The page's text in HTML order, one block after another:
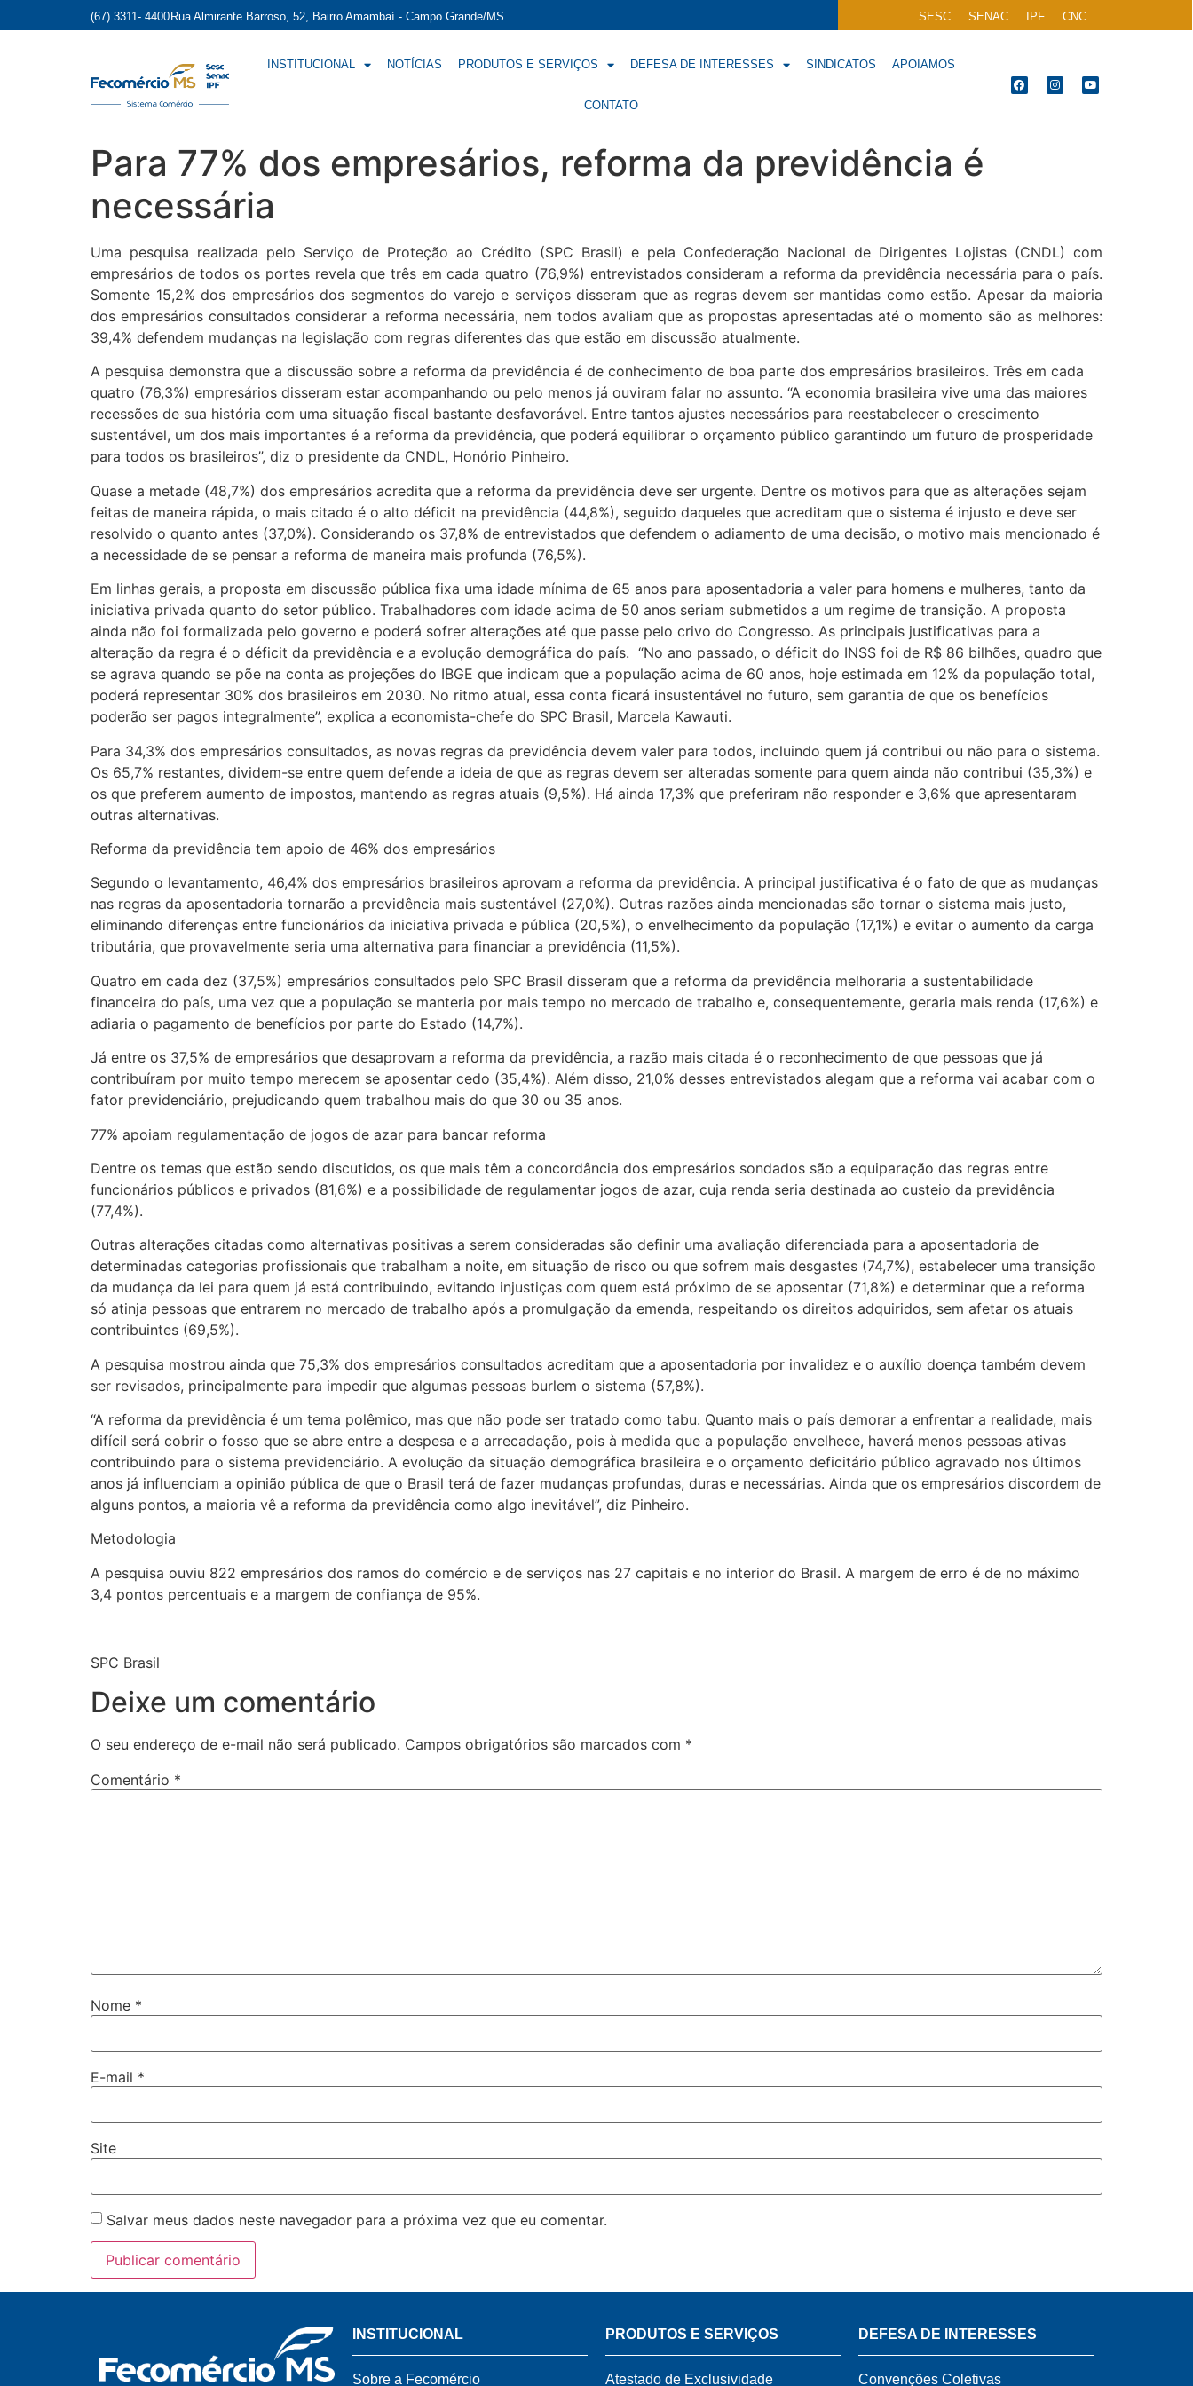
(67) 3311- 4400 Rua Almirante Barroso, 52, Bairro Amambaí - Campo Grande/MS SESC SENAC IPF CNC
INSTITUCIONAL NOTÍCIAS PRODUTOS E SERVIÇOS DEFESA DE INTERESSES SINDICATOS APOIAMOS
CONTATO
Para 77% dos empresários, reforma da previdência é
necessária
Uma pesquisa realizada pelo Serviço de Proteção ao Crédito (SPC Brasil) e pela Confederação Nacional de Dirigentes Lojistas (CNDL) com
empresários de todos os portes revela que três em cada quatro (76,9%) entrevistados consideram a reforma da previdência necessária para o país.
Somente 15,2% dos empresários dos segmentos do varejo e serviços disseram que as regras devem ser mantidas como estão. Apesar da maioria
dos empresários consultados considerar a reforma necessária, nem todos avaliam que as propostas apresentadas até o momento são as melhores:
39,4% defendem mudanças na legislação com regras diferentes das que estão em discussão atualmente.
A pesquisa demonstra que a discussão sobre a reforma da previdência é de conhecimento de boa parte dos empresários brasileiros. Três em cada
quatro (76,3%) empresários disseram estar acompanhando ou pelo menos já ouviram falar no assunto. “A economia brasileira vive uma das maiores
recessões de sua história com uma situação fiscal bastante desfavorável. Entre tantos ajustes necessários para reestabelecer o crescimento
sustentável, um dos mais importantes é a reforma da previdência, que poderá equilibrar o orçamento público garantindo um futuro de prosperidade
para todos os brasileiros”, diz o presidente da CNDL, Honório Pinheiro.
Quase a metade (48,7%) dos empresários acredita que a reforma da previdência deve ser urgente. Dentre os motivos para que as alterações sejam
feitas de maneira rápida, o mais citado é o alto déficit na previdência (44,8%), seguido daqueles que acreditam que o sistema é injusto e deve ser
resolvido o quanto antes (37,0%). Considerando os 37,8% de entrevistados que defendem o adiamento de uma decisão, o motivo mais mencionado é
a necessidade de se pensar a reforma de maneira mais profunda (76,5%).
Em linhas gerais, a proposta em discussão pública fixa uma idade mínima de 65 anos para aposentadoria a valer para homens e mulheres, tanto da
iniciativa privada quanto do setor público. Trabalhadores com idade acima de 50 anos seriam submetidos a um regime de transição. A proposta
ainda não foi formalizada pelo governo e poderá sofrer alterações até que passe pelo crivo do Congresso. As principais justificativas para a
alteração da regra é o déficit da previdência e a evolução demográfica do país. “No ano passado, o déficit do INSS foi de R$ 86 bilhões, quadro que
se agrava quando se põe na conta as projeções do IBGE que indicam que a população acima de 60 anos, hoje estimada em 12% da população total,
poderá representar 30% dos brasileiros em 2030. No ritmo atual, essa conta ficará insustentável no futuro, sem garantia de que os benefícios
poderão ser pagos integralmente”, explica a economista-chefe do SPC Brasil, Marcela Kawauti.
Para 34,3% dos empresários consultados, as novas regras da previdência devem valer para todos, incluindo quem já contribui ou não para o sistema.
Os 65,7% restantes, dividem-se entre quem defende a ideia de que as regras devem ser alteradas somente para quem ainda não contribui (35,3%) e
os que preferem aumento de impostos, mantendo as regras atuais (9,5%). Há ainda 17,3% que preferiram não responder e 3,6% que apresentaram
outras alternativas.
Reforma da previdência tem apoio de 46% dos empresários
Segundo o levantamento, 46,4% dos empresários brasileiros aprovam a reforma da previdência. A principal justificativa é o fato de que as mudanças
nas regras da aposentadoria tornarão a previdência mais sustentável (27,0%). Outras razões ainda mencionadas são tornar o sistema mais justo,
eliminando diferenças entre funcionários da iniciativa privada e pública (20,5%), o envelhecimento da população (17,1%) e evitar o aumento da carga
tributária, que provavelmente seria uma alternativa para financiar a previdência (11,5%).
Quatro em cada dez (37,5%) empresários consultados pelo SPC Brasil disseram que a reforma da previdência melhoraria a sustentabilidade
financeira do país, uma vez que a população se manteria por mais tempo no mercado de trabalho e, consequentemente, geraria mais renda (17,6%) e
adiaria o pagamento de benefícios por parte do Estado (14,7%).
Já entre os 37,5% de empresários que desaprovam a reforma da previdência, a razão mais citada é o reconhecimento de que pessoas que já
contribuíram por muito tempo merecem se aposentar cedo (35,4%). Além disso, 21,0% desses entrevistados alegam que a reforma vai acabar com o
fator previdenciário, prejudicando quem trabalhou mais do que 30 ou 35 anos.
77% apoiam regulamentação de jogos de azar para bancar reforma
Dentre os temas que estão sendo discutidos, os que mais têm a concordância dos empresários sondados são a equiparação das regras entre
funcionários públicos e privados (81,6%) e a possibilidade de regulamentar jogos de azar, cuja renda seria destinada ao custeio da previdência
(77,4%).
Outras alterações citadas como alternativas positivas a serem consideradas são definir uma avaliação diferenciada para a aposentadoria de
determinadas categorias profissionais que trabalham a noite, em situação de risco ou que sofrem mais desgastes (74,7%), estabelecer uma transição
da mudança da lei para quem já está contribuindo, evitando injustiças com quem está próximo de se aposentar (71,8%) e determinar que a reforma
só atinja pessoas que entrarem no mercado de trabalho após a promulgação da emenda, respeitando os direitos adquiridos, sem afetar os atuais
contribuintes (69,5%).
A pesquisa mostrou ainda que 75,3% dos empresários consultados acreditam que a aposentadoria por invalidez e o auxílio doença também devem
ser revisados, principalmente para impedir que algumas pessoas burlem o sistema (57,8%).
“A reforma da previdência é um tema polêmico, mas que não pode ser tratado como tabu. Quanto mais o país demorar a enfrentar a realidade, mais
difícil será cobrir o fosso que se abre entre a despesa e a arrecadação, pois à medida que a população envelhece, haverá menos pessoas ativas
contribuindo para o sistema previdenciário. A evolução da situação demográfica brasileira e o orçamento deficitário público agravado nos últimos
anos já influenciam a opinião pública de que o Brasil terá de fazer mudanças profundas, duras e necessárias. Ainda que os empresários discordem de
alguns pontos, a maioria vê a reforma da previdência como algo inevitável”, diz Pinheiro.
Metodologia
A pesquisa ouviu 822 empresários dos ramos do comércio e de serviços nas 27 capitais e no interior do Brasil. A margem de erro é de no máximo
3,4 pontos percentuais e a margem de confiança de 95%.
SPC Brasil
Deixe um comentário
O seu endereço de e-mail não será publicado. Campos obrigatórios são marcados com *
Comentário *
Nome *
E-mail *
Site
Salvar meus dados neste navegador para a próxima vez que eu comentar.
INSTITUCIONAL
Sobre a Fecomércio
PRODUTOS E SERVIÇOS
Atestado de Exclusividade
DEFESA DE INTERESSES
Convenções Coletivas